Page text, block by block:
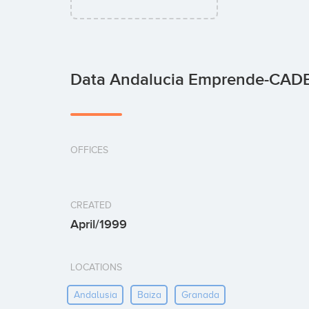
Data Andalucia Emprende-
OFFICES
CREATED
April/1999
LOCATIONS
Andalusia Baiza Granada